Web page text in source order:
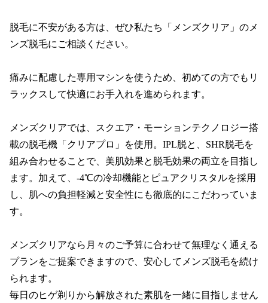
脱毛に不安がある方は、ぜひ私たち「メンズクリア」のメ
ンズ脱毛にご相談ください。
痛みに配慮した専用マシンを使うため、初めての方でもリ
ラックスして快適にお手入れを進められます。
メンズクリアでは、スクエア・モーションテクノロジー搭
載の脱毛機「クリアプロ」を使用。IPL脱と、SHR脱毛を
組み合わせることで、美肌効果と脱毛効果の両立を目指し
ます。加えて、‐4℃の冷却機能とピュアクリスタルを採用
し、肌への負担軽減と安全性にも徹底的にこだわっていま
す。
メンズクリアなら月々のご予算に合わせて無理なく通える
プランをご提案できますので、安心してメンズ脱毛を続け
られます。
毎日のヒゲ剃りから解放された素肌を一緒に目指しません